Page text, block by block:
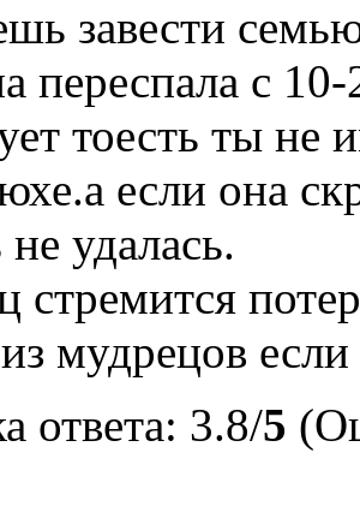
завести
переспала с
тоесть ты
если она
удалась.
стремится
мудрецов
ответа: 3.8/5